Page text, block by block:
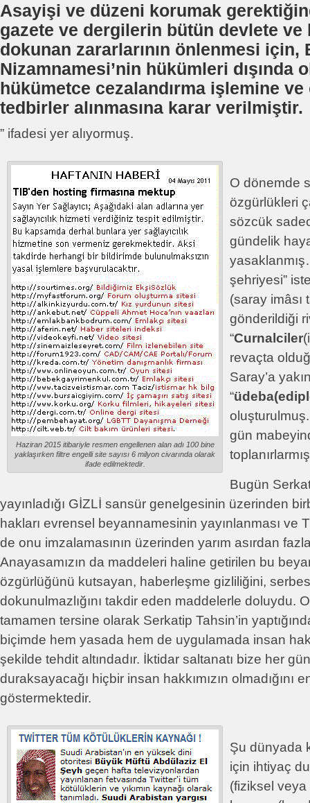
Asayişi ve düzeni korumak
gazete ve dergilerin bütün devlete ve
dokunan zararlarının önlenmesi için,
Nizamnamesi’nin hükümleri dışında
hükümetce cezalandırma işlemine
tedbirler alınmasına karar verilmiştir.
” ifadesi yer alıyormuş.
Haziran 2015 itibariyle resmen engellenen alan adı 100 bine
yaklaşırken filtre engelli site sayısı 6 milyon civarında olarak
ifade edilmektedir.
O dönemde
özgürlükleri
sözcük
gündelik
şehriyesi”
(saray imâsı
gönderildiği
“Curnalciler
revaçta
Saray’a
“
gün
Bugün
yayınladığı GİZLİ sansür genelgesinin üzerinden
hakları evrensel beyannamesinin yayınlanması ve
de onu imzalamasının üzerinden yarım asırdan
Anayasamızın da maddeleri haline getirilen bu
özgürlüğünü kutsayan, haberleşme gizliliğini,
dokunulmazlığını takdir eden maddelerle doluydu.
tamamen tersine olarak Serkatip Tahsin’in
biçimde hem yasada hem de uygulamada insan
şekilde tehdit altındadır. İktidar saltanatı bize her
duraksayacağı hiçbir insan hakkımızın olmadığını
göstermektedir.
Şu dünyada
için ihtiyaç
(fiziksel